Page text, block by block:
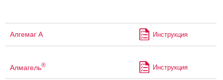
Алгемаг А Инструкция
Алмагель® Инструкция